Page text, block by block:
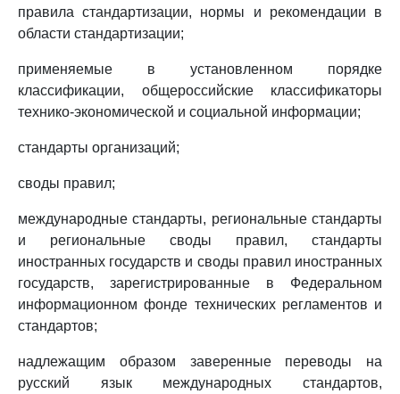
правила стандартизации, нормы и рекомендации в
области стандартизации;
применяемые в установленном порядке
классификации, общероссийские классификаторы
технико-экономической и социальной информации;
стандарты организаций;
своды правил;
международные стандарты, региональные стандарты
и региональные своды правил, стандарты
иностранных государств и своды правил иностранных
государств, зарегистрированные в Федеральном
информационном фонде технических регламентов и
стандартов;
надлежащим образом заверенные переводы на
русский язык международных стандартов,